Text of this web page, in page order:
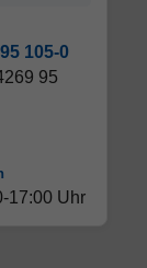
105-0
95
17:00 Uhr